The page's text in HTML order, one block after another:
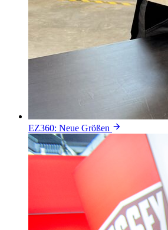
EZ360: Neue Größen